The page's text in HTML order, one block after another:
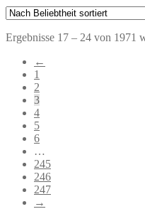
Ergebnisse 17 – 24 von 1971
←
1
2
3
4
5
6
…
245
246
247
→